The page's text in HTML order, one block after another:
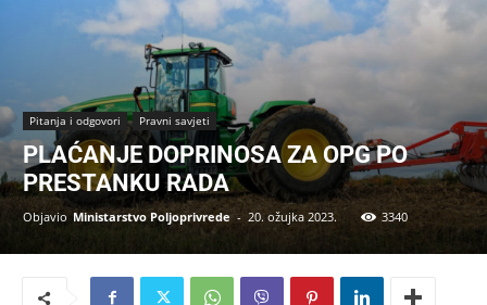
Pitanja i odgovori Pravni savjeti
PLAĆANJE DOPRINOSA ZA OPG PO
PRESTANKU RADA
Objavio Ministarstvo Poljoprivrede - 20. ožujka 2023. 3340